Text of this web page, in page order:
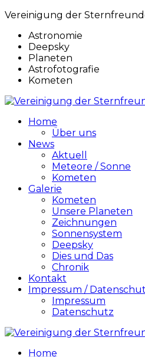
Vereinigung der
Astronomie
Deepsky
Planeten
Astrofotografie
Kometen
Home
Über uns
News
Aktuell
Meteore / Sonne
Kometen
Galerie
Kometen
Unsere Planeten
Zeichnungen
Sonnensystem
Deepsky
Dies und Das
Chronik
Kontakt
Impressum /
Impressum
Datenschutz
Home